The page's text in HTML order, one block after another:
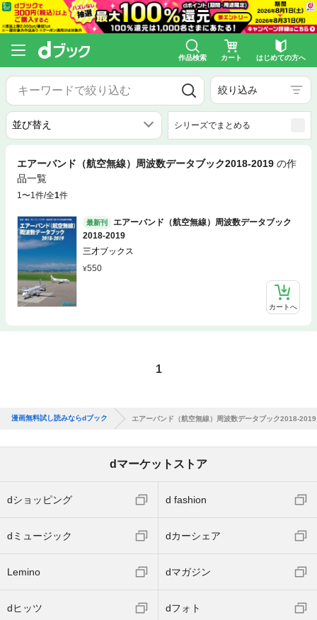
作品検索 カート はじめての方へ
絞り込み
シリーズでまとめる
エアーバンド（航空無線）周波数データブック2018-2019 の作
品一覧
1〜1件/全1件
最新刊
エアーバンド（航空無線）周波数データブック
2018-2019
三才ブックス
550
カートへ
1
漫画無料試し読みならdブック エアーバンド（航空無線）周波数データブック2018-2019
dマーケットストア
dショッピング d fashion
dミュージック dカーシェア
Lemino dマガジン
dヒッツ dフォト